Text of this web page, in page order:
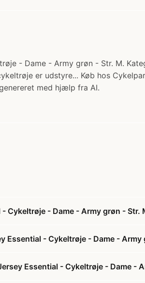
- Dame - Army grøn - Str. M.
er udstyre... Køb hos
med hjælp fra AI.
Cykeltrøje - Dame - Army grøn - Str.
Essential - Cykeltrøje - Dame - Army
Essential - Cykeltrøje - Dame -